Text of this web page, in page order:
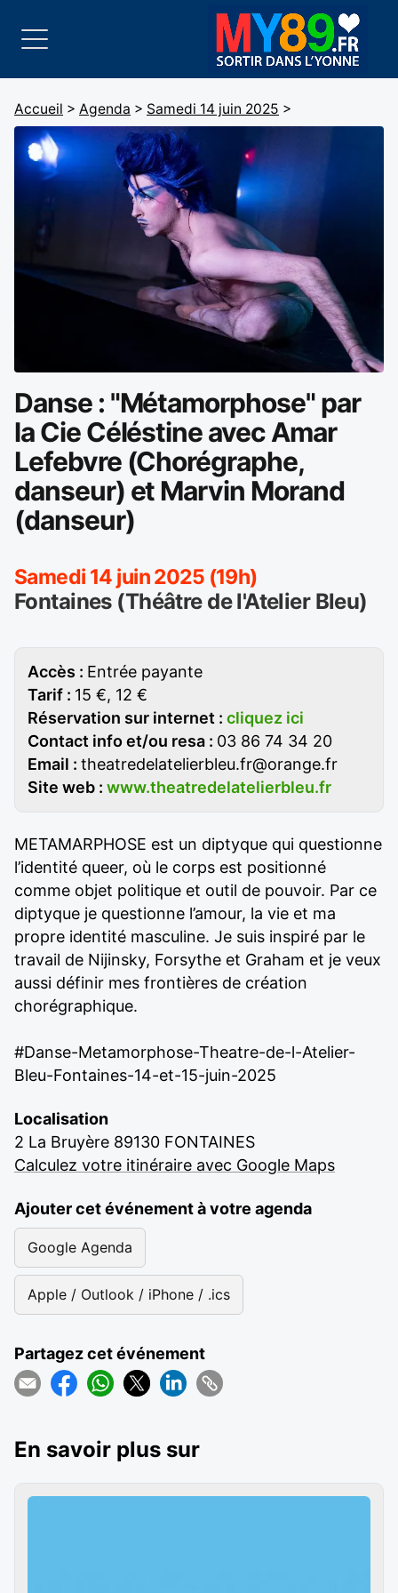
Accueil > Agenda > Samedi 14 juin 2025 >
Danse : "Métamorphose" par
la Cie Céléstine avec Amar
Lefebvre (Chorégraphe,
danseur) et Marvin Morand
(danseur)
Samedi 14 juin 2025 (19h)
Fontaines (Théâtre de l'Atelier Bleu)
Accès : Entrée payante
Tarif : 15 €, 12 €
Réservation sur internet : cliquez ici
Contact info et/ou resa : 03 86 74 34 20
Email : theatredelatelierbleu.fr@orange.fr
Site web : www.theatredelatelierbleu.fr
METAMARPHOSE est un diptyque qui questionne
l’identité queer, où le corps est positionné
comme objet politique et outil de pouvoir. Par ce
diptyque je questionne l’amour, la vie et ma
propre identité masculine. Je suis inspiré par le
travail de Nijinsky, Forsythe et Graham et je veux
aussi définir mes frontières de création
chorégraphique.
#Danse-Metamorphose-Theatre-de-l-Atelier-
Bleu-Fontaines-14-et-15-juin-2025
Localisation
2 La Bruyère 89130 FONTAINES
Calculez votre itinéraire avec Google Maps
Ajouter cet événement à votre agenda
Google Agenda
Apple / Outlook / iPhone / .ics
Partagez cet événement
En savoir plus sur